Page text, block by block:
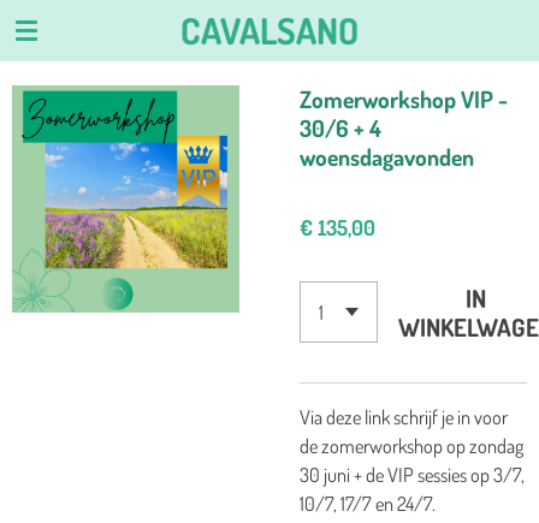
Ga
naar
de
hoofdinhoud
CAVALSANO
Zomerworkshop VIP -
30/6 + 4
woensdagavonden
€ 135,00
IN
Via deze link schrijf je in voor
de zomerworkshop op zondag
30 juni + de VIP sessies op 3/7,
10/7, 17/7 en 24/7.